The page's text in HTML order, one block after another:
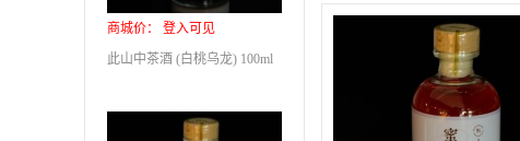
商城价： 登入可见
此山中茶酒 (白桃乌龙) 100ml